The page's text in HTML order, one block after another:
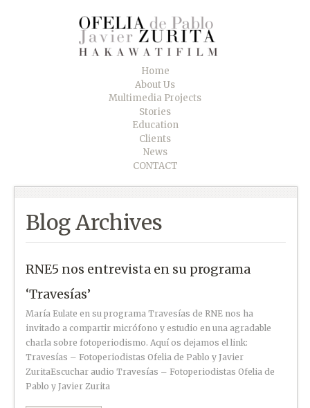
Home
About Us
Multimedia Projects
Stories
Education
Clients
News
CONTACT
Blog Archives
RNE5 nos entrevista en su programa
‘Travesías’
María Eulate en su programa Travesías de RNE nos ha
invitado a compartir micrófono y estudio en una agradable
charla sobre fotoperiodismo. Aquí os dejamos el link:
Travesías – Fotoperiodistas Ofelia de Pablo y Javier
ZuritaEscuchar audio Travesías – Fotoperiodistas Ofelia de
Pablo y Javier Zurita